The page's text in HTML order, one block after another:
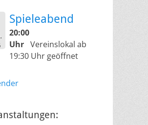
Spieleabend
20:00
Uhr Vereinslokal ab
19:30 Uhr geöffnet